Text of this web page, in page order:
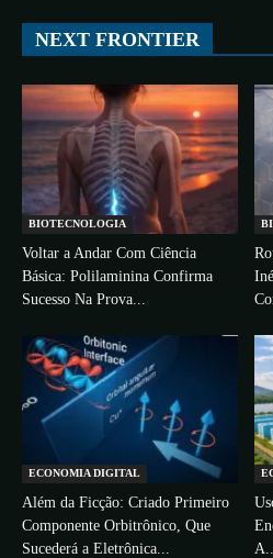
NEXT FRONTIER
BIOTECNOLOGIA
Voltar a Andar Com Ciência
Básica: Polilaminina Confirma
Sucesso Na Prova...
ECONOMIA DIGITAL
Além da Ficção: Criado Primeiro
Componente Orbitrônico, Que
Sucederá a Eletrônica...
A...